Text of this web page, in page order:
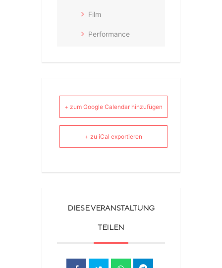
Film
Performance
+ zum Google Calendar hinzufügen
+ zu iCal exportieren
DIESE VERANSTALTUNG
TEILEN